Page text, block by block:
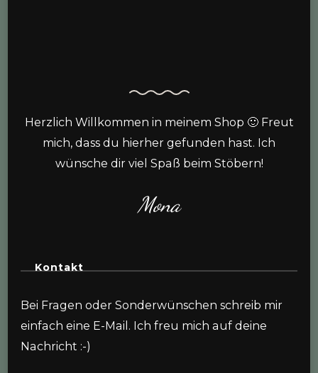
Herzlich Willkommen in meinem Shop 🙂 Freut
mich, dass du hierher gefunden hast. Ich
wünsche dir viel Spaß beim Stöbern!
Mona
Kontakt
Bei Fragen oder Sonderwünschen schreib mir
einfach eine E-Mail. Ich freu mich auf deine
Nachricht :-)